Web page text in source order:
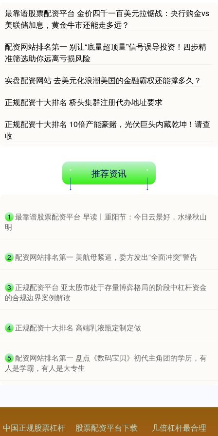
最靠谱股票配资平台 金价四千一百美元拉锯战：央行购金vs
美联储加息，黄金牛市还能走多远？
配资网站排名第一 别让“底量超顶量”信号误导投资！四步精
准筛选助你远离亏损风险
实盘配资网站 去美元化浪潮美国的金融霸权还能撑多久？
正规配资十大排名 桥头集群注册代办地址要求
正规配资十大排名 10倍产能豪赌，光伏巨头内藏乾坤！请查
收
推荐资讯
1 ​最靠谱股票配资平台 早读丨重阳节：今日云景好，水绿秋山
明
2 ​配资网站排名第一 美航母紧逼，委方发出“全面冲突”警告
3 ​正规配资平台 亚太股市处于存量博弈格局的阶段中杠杆资金
的合规边界案例解读
4 ​正规配资十大排名 高端乳液瓶定制定做
5 ​配资网站排名第一 盘点《数码宝贝》初代主角团的学历，有
人是学霸，有人是大专生
中国正规股票杠杆 股票配资平台下载 几倍杠杆最合理